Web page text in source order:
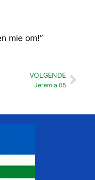
mie om!”
VOLGENDE
Jeremia 05